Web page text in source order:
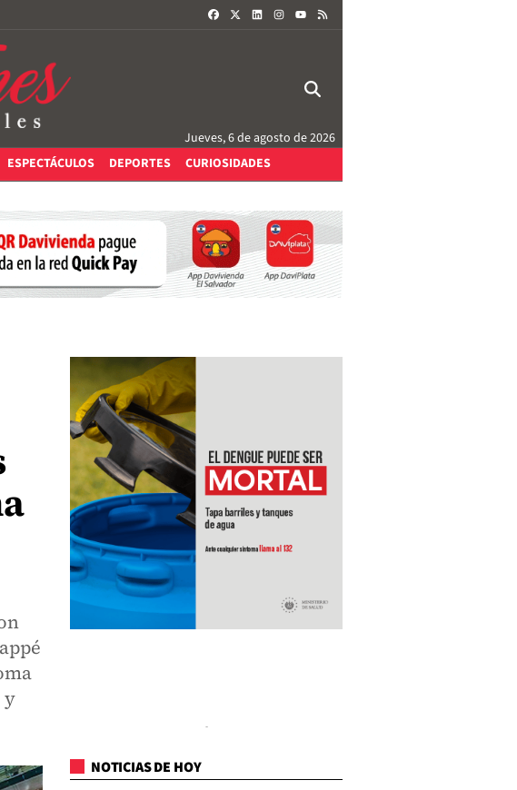
FACEBOOKLINKEDININSTAGRAM
Jueves, 6 de agosto de 2026
ESPECTÁCULOS DEPORTES CURIOSIDADES
y
NOTICIAS DE HOY